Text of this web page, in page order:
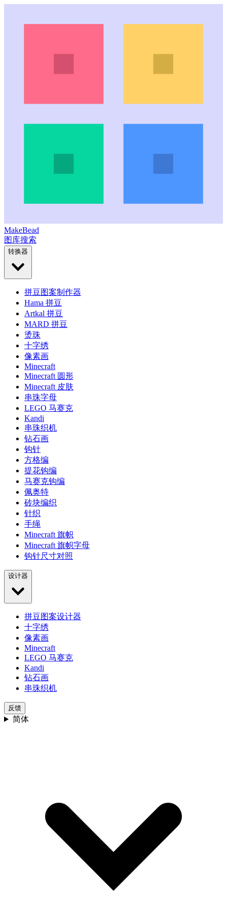
MakeBead
图库搜索
转换器
拼豆图案制作器
Hama 拼豆
Artkal 拼豆
MARD 拼豆
烫珠
十字绣
像素画
Minecraft
Minecraft 圆形
Minecraft 皮肤
串珠字母
LEGO 马赛克
Kandi
串珠织机
钻石画
钩针
方格编
提花钩编
马赛克钩编
佩奥特
砖块编织
针织
手绳
Minecraft 旗帜
Minecraft 旗帜字母
钩针尺寸对照
设计器
拼豆图案设计器
十字绣
像素画
Minecraft
LEGO 马赛克
Kandi
钻石画
串珠织机
反馈
简体